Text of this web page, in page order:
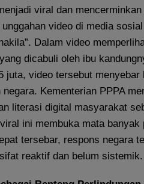
viral dan mencerminkan
video di media
Dalam video
dicabuli oleh ibu
juta, video tersebut menyebar
Kementerian PPPA
literasi digital masyarakat
ini membuka mata banyak
tersebar, respons negara
reaktif dan belum sistemik.